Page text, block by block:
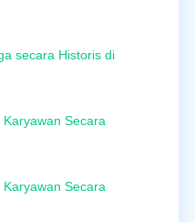
secara Historis di
Secara
Secara